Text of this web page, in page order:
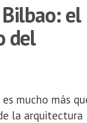
el
del
mucho más
la arquitectura